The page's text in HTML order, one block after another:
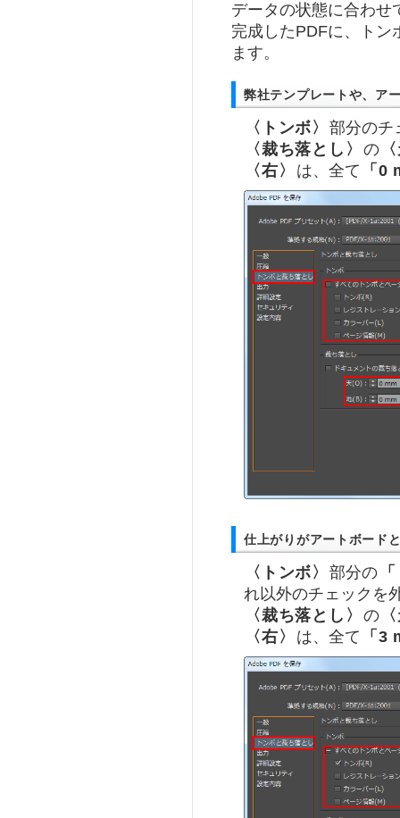
データの状態に合わせ
完成したPDFに、トン
ます。
弊社テンプレートや、ア
〈トンボ〉 部分のチ
〈裁ち落とし〉 の
〈右〉
は、全て 「0
仕上がりがアートボード
〈トンボ〉 部分の
れ以外のチェックを
〈裁ち落とし〉 の
〈右〉
は、全て 「3